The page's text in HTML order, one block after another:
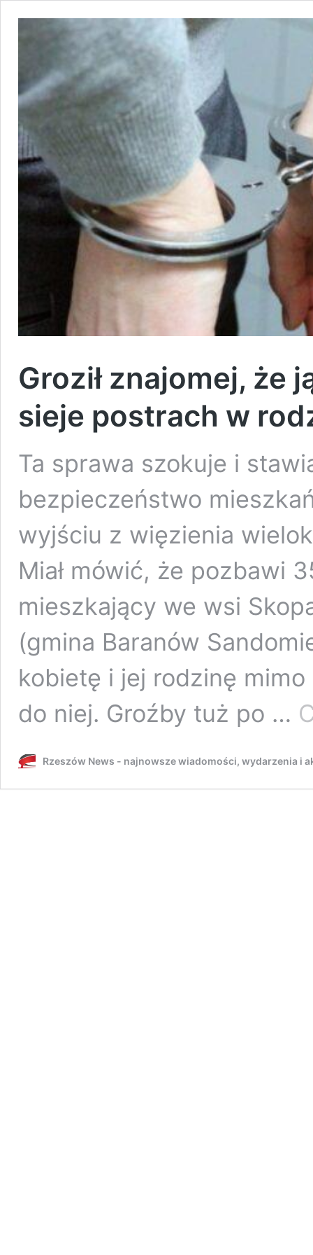
Groził znajomej, że
sieje postrach w
Ta sprawa szokuje i
bezpieczeństwo
wyjściu z więzienia
Miał mówić, że pozbawi
mieszkający we wsi
(gmina Baranów
kobietę i jej rodzinę
do niej. Groźby tuż po …
Rzeszów News - najnowsze wiadomości, wydarzenia i